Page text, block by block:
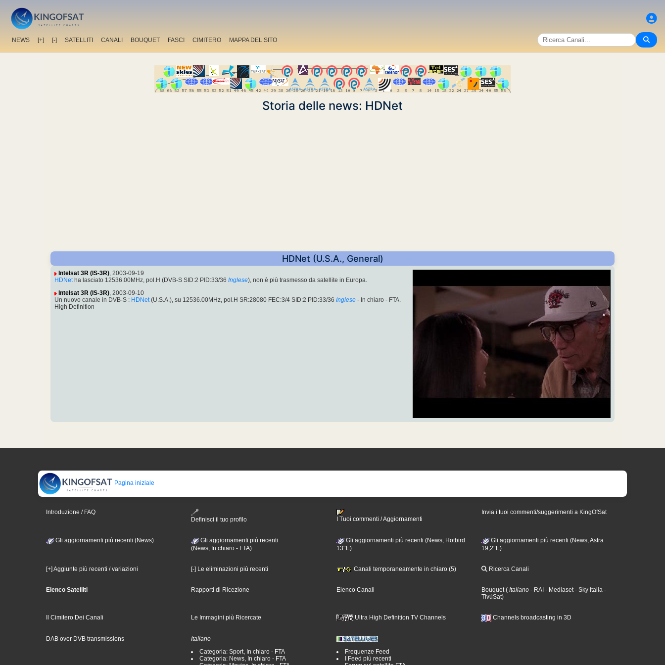
NEWS [+] [-] SATELLITI CANALI BOUQUET FASCI CIMITERO MAPPA DEL SITO
Storia delle news: HDNet
HDNet (U.S.A., General)
Intelsat 3R (IS-3R), 2003-09-19
HDNetha lasciato 12536.00MHz, pol.H (DVB-S SID:2 PID:33/36 Inglese), non è più trasmesso da satellite in Europa.
Intelsat 3R (IS-3R), 2003-09-10
Un nuovo canale in DVB-S : HDNet(U.S.A.), su 12536.00MHz, pol.H SR:28080 FEC:3/4 SID:2 PID:33/36 Inglese - In chiaro - FTA.
High Definition
Pagina iniziale
Introduzione / FAQ
Definisci il tuo profilo
I Tuoi commenti / Aggiornamenti
Invia i tuoi commenti/suggerimenti a KingOfSat
Gli aggiornamenti più recenti (News)
Gli aggiornamenti più recenti
(News, In chiaro - FTA)
Gli aggiornamenti più recenti (News, Hotbird
13°E)
Gli aggiornamenti più recenti (News, Astra
19,2°E)
[+] Aggiunte più recenti / variazioni [-] Le eliminazioni più recenti Canali temporaneamente in chiaro (5) Ricerca Canali
Elenco Satelliti Rapporti di Ricezione Elenco Canali Bouquet( Italiano - RAI - Mediaset- Sky Italia -
TivùSat)
Il Cimitero Dei Canali Le Immagini più Ricercate Ultra High Definition TV Channels Channels broadcasting in 3D
DAB over DVB transmissions
Italiano
Categoria: Sport, In chiaro - FTA
Categoria: News, In chiaro - FTA
Frequenze Feed
I Feed più recenti